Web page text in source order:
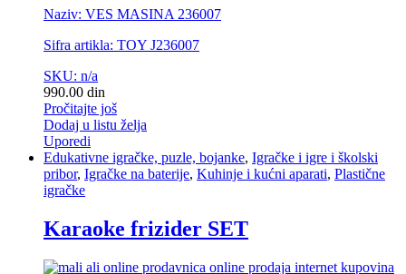
Naziv: VES MASINA 236007
Sifra artikla: TOY J236007
SKU: n/a
990.00 din
Pročitajte još
Dodaj u listu želja
Uporedi
Edukativne igračke, puzle, bojanke, Igračke i igre i školski
pribor, Igračke na baterije, Kuhinje i kućni aparati, Plastične
igračke
Karaoke frizider SET